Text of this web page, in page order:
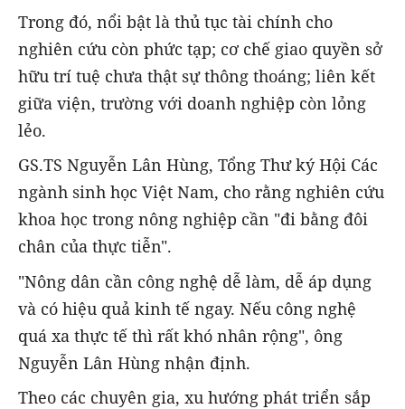
Trong đó, nổi bật là thủ tục tài chính cho
nghiên cứu còn phức tạp; cơ chế giao quyền sở
hữu trí tuệ chưa thật sự thông thoáng; liên kết
giữa viện, trường với doanh nghiệp còn lỏng
lẻo.
GS.TS Nguyễn Lân Hùng, Tổng Thư ký Hội Các
ngành sinh học Việt Nam, cho rằng nghiên cứu
khoa học trong nông nghiệp cần "đi bằng đôi
chân của thực tiễn".
"Nông dân cần công nghệ dễ làm, dễ áp dụng
và có hiệu quả kinh tế ngay. Nếu công nghệ
quá xa thực tế thì rất khó nhân rộng", ông
Nguyễn Lân Hùng nhận định.
Theo các chuyên gia, xu hướng phát triển sắp